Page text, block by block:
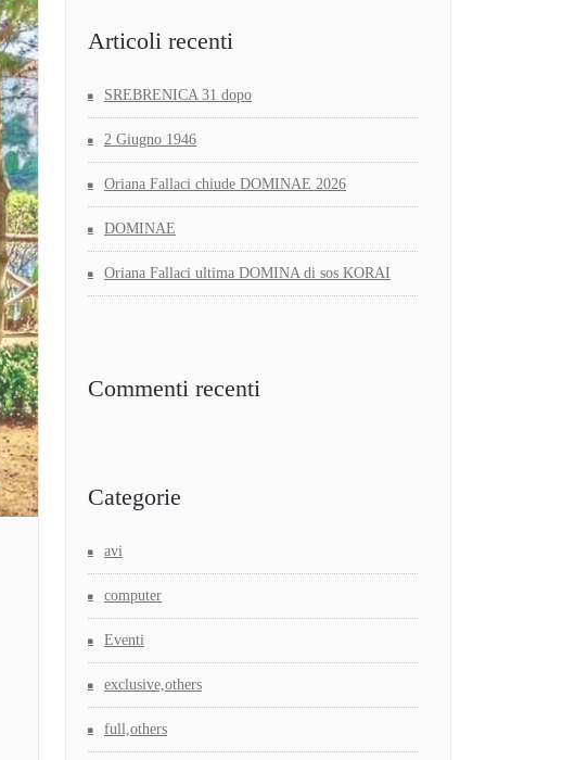
Articoli recenti
SREBRENICA 31 dopo
2 Giugno 1946
Oriana Fallaci chiude DOMINAE 2026
DOMINAE
Oriana Fallaci ultima DOMINA di sos KORAI
Commenti recenti
Categorie
avi
computer
Eventi
exclusive,others
full,others